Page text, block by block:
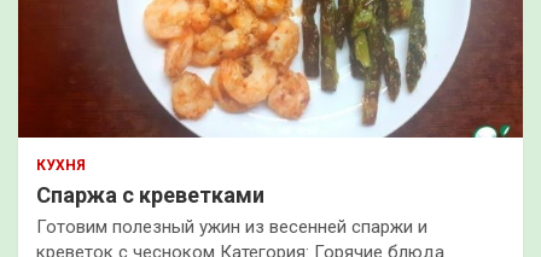
КУХНЯ
Спаржа с креветками
Готовим полезный ужин из весенней спаржи и
креветок с чесноком Категория: Горячие блюда